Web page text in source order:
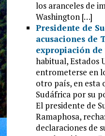
los aranceles de
Washington […]
Presidente de
acusaciones de
expropiación
habitual, Estados
entrometerse en
otro país, en esta
Sudáfrica por su
El presidente de
Ramaphosa,
declaraciones de